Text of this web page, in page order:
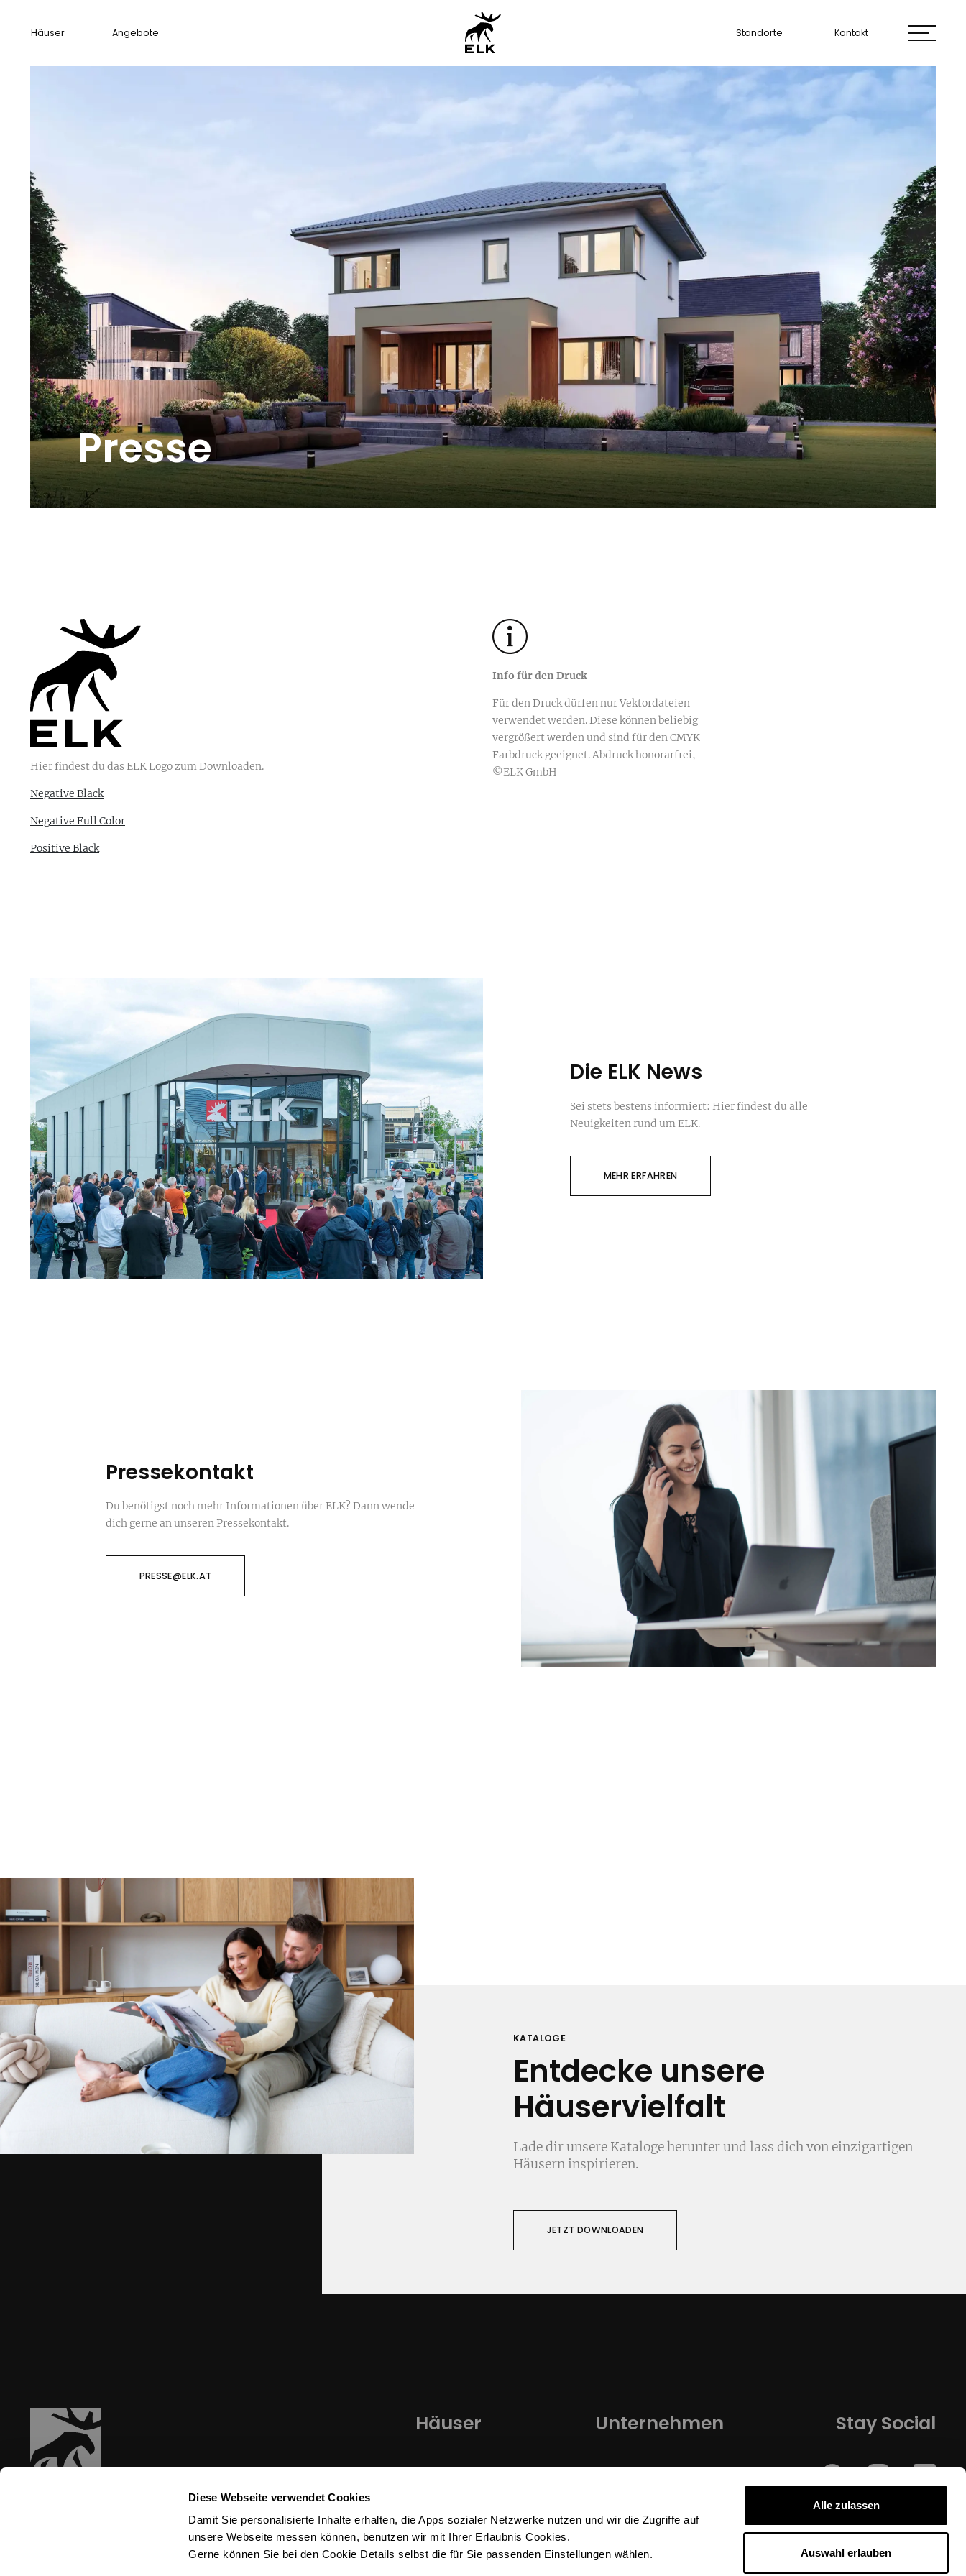
Diese Webseite verwendet Cookies
Damit Sie personalisierte Inhalte erhalten, die Apps sozialer Netzwerke nutzen und wir die Zugriffe auf
unsere Webseite messen können, benutzen wir mit Ihrer Erlaubnis Cookies.
Gerne können Sie bei den Cookie Details selbst die für Sie passenden Einstellungen wählen.
Alle zulassen
Auswahl erlauben
Häuser Angebote Standorte Kontakt
Presse
Hier findest du das ELK Logo zum Downloaden.
Negative Black
Negative Full Color
Positive Black
Info für den Druck
Für den Druck dürfen nur Vektordateien
verwendet werden. Diese können beliebig
vergrößert werden und sind für den CMYK
Farbdruck geeignet. Abdruck honorarfrei,
©ELK GmbH
Die ELK News
Sei stets bestens informiert: Hier findest du alle
Neuigkeiten rund um ELK.
MEHR ERFAHREN
Pressekontakt
Du benötigst noch mehr Informationen über ELK? Dann wende
dich gerne an unseren Pressekontakt.
PRESSE@ELK.AT
KATALOGE
Entdecke unsere
Häuservielfalt
Lade dir unsere Kataloge herunter und lass dich von einzigartigen
Häusern inspirieren.
JETZT DOWNLOADEN
Häuser
Duo
Wohnungen
Unternehmen
Kundenbereich
Stay Social